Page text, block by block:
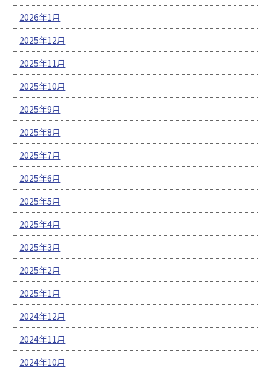
2026年1月
2025年12月
2025年11月
2025年10月
2025年9月
2025年8月
2025年7月
2025年6月
2025年5月
2025年4月
2025年3月
2025年2月
2025年1月
2024年12月
2024年11月
2024年10月